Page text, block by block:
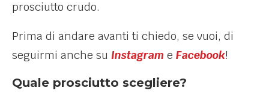
prosciutto crudo.
Prima di andare avanti ti chiedo, se vuoi, di
seguirmi anche su Instagram e Facebook!
Quale prosciutto scegliere?